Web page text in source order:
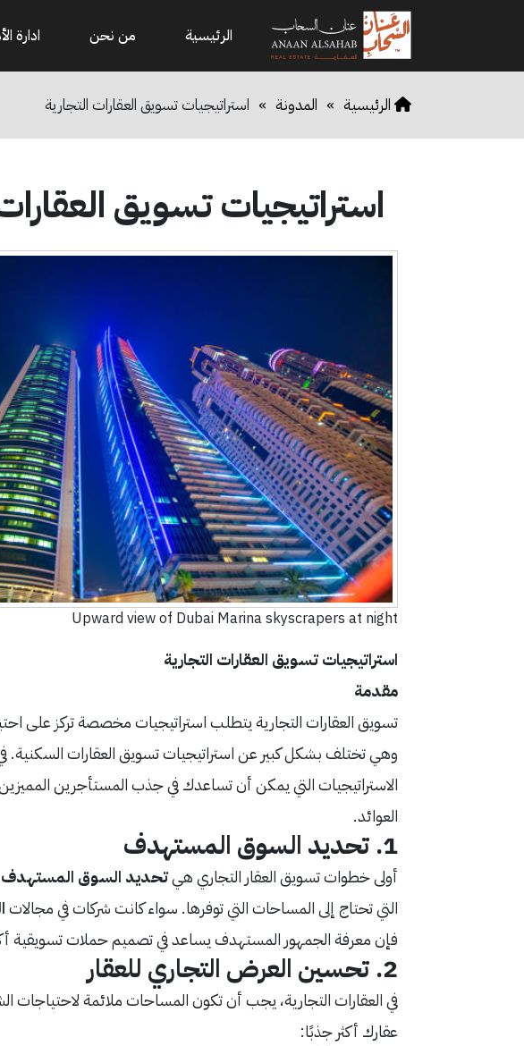
الرئيسية من نحن ادارة
الرئيسية » المدونة » استراتيجيات تسويق العقارات التجارية
استراتيجيات تسويق
Upward view of Dubai Marina skyscrapers at night
استراتيجيات تسويق العقارات التجارية
مقدمة
تسويق العقارات التجارية يتطلب استراتيجيات مخصصة تركز على
وهي تختلف بشكل كبير عن استراتيجيات تسويق العقارات
الاستراتيجيات التي يمكن أن تساعدك في جذب المستأجرين
العوائد.
1. تحديد السوق المستهدف
أولى خطوات تسويق العقار التجاري هيتحديد السوق المستهدف
التي تحتاج إلى المساحات التي توفرها. سواء كانت شركات في مجالات
فإن معرفة الجمهور المستهدف يساعد في تصميم حملات تسويقية
2. تحسين العرض التجاري للعقار
في العقارات التجارية، يجب أن تكون المساحات ملائمة لاحتياجات
عقارك أكثر جذبًا: